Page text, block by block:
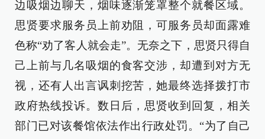
边吸烟边聊天，烟味逐渐笼罩整个就餐区域。
思贤要求服务员上前劝阻，可服务员却面露难
色称“劝了客人就会走”。无奈之下，思贤只得自
己上前与几名吸烟的食客交涉，却遭到对方无
视，还有人出言讽刺挖苦，她最终选择拨打市
政府热线投诉。数日后，思贤收到回复，相关
部门已对该餐馆依法作出行政处罚。“为了自己